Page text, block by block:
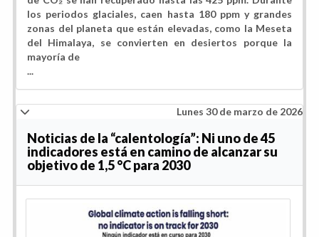
los periodos glaciales, caen hasta 180 ppm y grandes
zonas del planeta que están elevadas, como la Meseta
del Himalaya, se convierten en desiertos porque la
mayoría de
...
Lunes 30 de marzo de 2026
Noticias de la “calentología”: Ni uno de 45
indicadores está en camino de alcanzar su
objetivo de 1,5 °C para 2030